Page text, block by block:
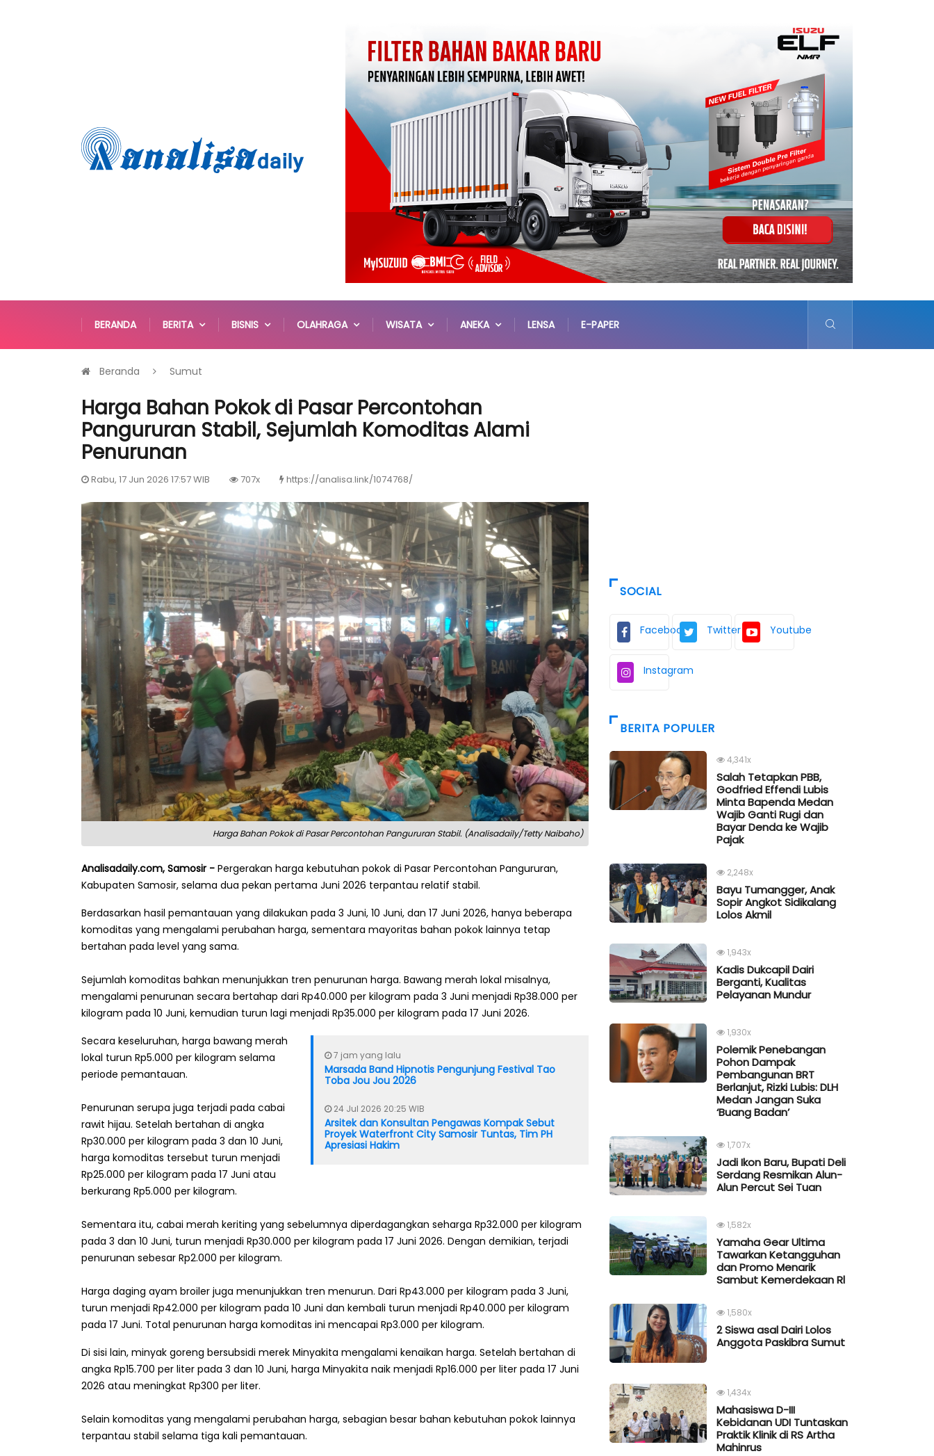
BERANDA BERITA BISNIS OLAHRAGA WISATA ANEKA LENSA E-PAPER
Beranda Sumut
Harga Bahan Pokok di Pasar Percontohan
Pangururan Stabil, Sejumlah Komoditas Alami
Penurunan
Rabu, 17 Jun 2026 17:57 WIB 707x https://analisa.link/1074768/
Harga Bahan Pokok di Pasar Percontohan Pangururan Stabil. (Analisadaily/Tetty Naibaho)
Analisadaily.com, Samosir - Pergerakan harga kebutuhan pokok di Pasar Percontohan Pangururan,
Kabupaten Samosir, selama dua pekan pertama Juni 2026 terpantau relatif stabil.
Berdasarkan hasil pemantauan yang dilakukan pada 3 Juni, 10 Juni, dan 17 Juni 2026, hanya beberapa
komoditas yang mengalami perubahan harga, sementara mayoritas bahan pokok lainnya tetap
bertahan pada level yang sama.
Sejumlah komoditas bahkan menunjukkan tren penurunan harga. Bawang merah lokal misalnya,
mengalami penurunan secara bertahap dari Rp40.000 per kilogram pada 3 Juni menjadi Rp38.000 per
kilogram pada 10 Juni, kemudian turun lagi menjadi Rp35.000 per kilogram pada 17 Juni 2026.
7 jam yang lalu
Marsada Band Hipnotis Pengunjung Festival Tao
Toba Jou Jou 2026
24 Jul 2026 20:25 WIB
Arsitek dan Konsultan Pengawas Kompak Sebut
Proyek Waterfront City Samosir Tuntas, Tim PH
Apresiasi Hakim
Secara keseluruhan, harga bawang merah
lokal turun Rp5.000 per kilogram selama
periode pemantauan.
Penurunan serupa juga terjadi pada cabai
rawit hijau. Setelah bertahan di angka
Rp30.000 per kilogram pada 3 dan 10 Juni,
harga komoditas tersebut turun menjadi
Rp25.000 per kilogram pada 17 Juni atau
berkurang Rp5.000 per kilogram.
Sementara itu, cabai merah keriting yang sebelumnya diperdagangkan seharga Rp32.000 per kilogram
pada 3 dan 10 Juni, turun menjadi Rp30.000 per kilogram pada 17 Juni 2026. Dengan demikian, terjadi
penurunan sebesar Rp2.000 per kilogram.
Harga daging ayam broiler juga menunjukkan tren menurun. Dari Rp43.000 per kilogram pada 3 Juni,
turun menjadi Rp42.000 per kilogram pada 10 Juni dan kembali turun menjadi Rp40.000 per kilogram
pada 17 Juni. Total penurunan harga komoditas ini mencapai Rp3.000 per kilogram.
Di sisi lain, minyak goreng bersubsidi merek Minyakita mengalami kenaikan harga. Setelah bertahan di
angka Rp15.700 per liter pada 3 dan 10 Juni, harga Minyakita naik menjadi Rp16.000 per liter pada 17 Juni
2026 atau meningkat Rp300 per liter.
Selain komoditas yang mengalami perubahan harga, sebagian besar bahan kebutuhan pokok lainnya
terpantau stabil selama tiga kali pemantauan.
SOCIAL
Facebook Twitter Youtube
Instagram
BERITA POPULER
4,341x
Salah Tetapkan PBB,
Godfried Effendi Lubis
Minta Bapenda Medan
Wajib Ganti Rugi dan
Bayar Denda ke Wajib
Pajak
2,248x
Bayu Tumangger, Anak
Sopir Angkot Sidikalang
Lolos Akmil
1,943x
Kadis Dukcapil Dairi
Berganti, Kualitas
Pelayanan Mundur
1,930x
Polemik Penebangan
Pohon Dampak
Pembangunan BRT
Berlanjut, Rizki Lubis: DLH
Medan Jangan Suka
‘Buang Badan’
1,707x
Jadi Ikon Baru, Bupati Deli
Serdang Resmikan Alun-
Alun Percut Sei Tuan
1,582x
Yamaha Gear Ultima
Tawarkan Ketangguhan
dan Promo Menarik
Sambut Kemerdekaan Rl
1,580x
2 Siswa asal Dairi Lolos
Anggota Paskibra Sumut
1,434x
Mahasiswa D-III
Kebidanan UDI Tuntaskan
Praktik Klinik di RS Artha
Mahinrus